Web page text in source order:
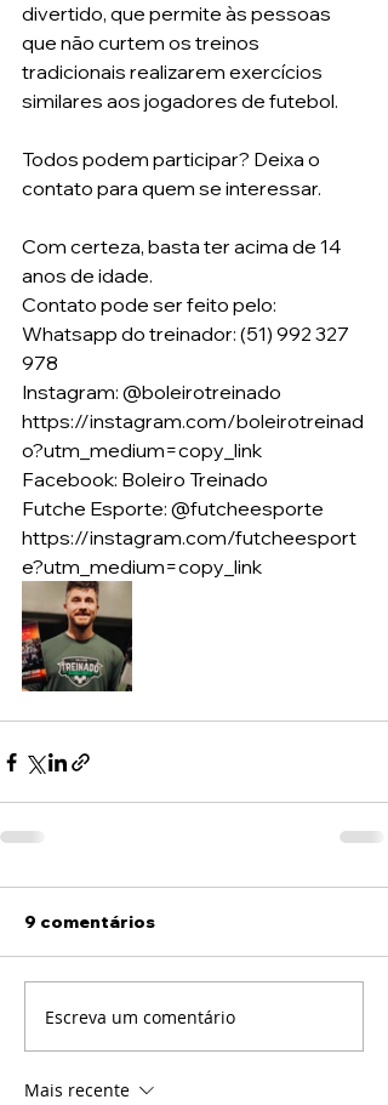
divertido, que permite às pessoas
que não curtem os treinos
tradicionais realizarem exercícios
similares aos jogadores de futebol.
Todos podem participar? Deixa o
contato para quem se interessar.
Com certeza, basta ter acima de 14
anos de idade.
Contato pode ser feito pelo:
Whatsapp do treinador: (51) 992 327
978
Instagram: @boleirotreinado
https://instagram.com/boleirotreinad
o?utm_medium=copy_link
Facebook: Boleiro Treinado
Futche Esporte: @futcheesporte
https://instagram.com/futcheesport
e?utm_medium=copy_link
9 comentários
Escreva um comentário
Mais recente